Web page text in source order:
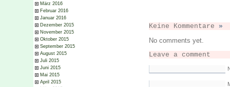
März 2016
Februar 2016
Januar 2016
Dezember 2015
November 2015
Oktober 2015
September 2015
August 2015
Juli 2015
Juni 2015
Mai 2015
April 2015
Keine Kommentare »
No comments yet.
Leave a comment